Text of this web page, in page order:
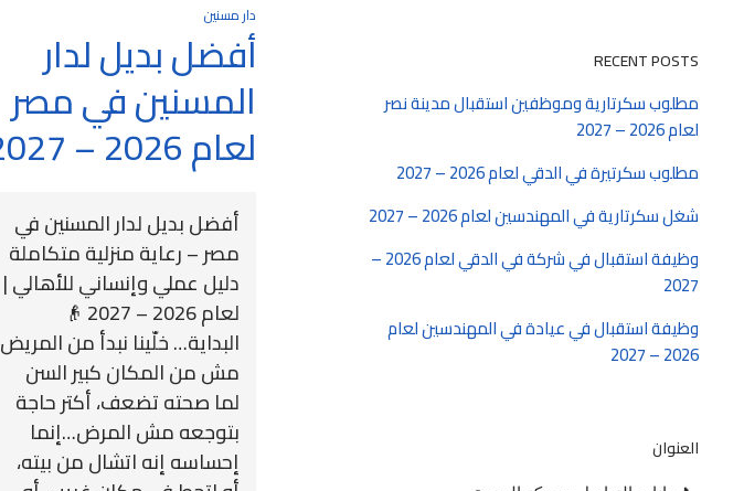
دار مسنين
أفضل بديل لدار
المسنين في مصر
لعام 2026 – 2027
أفضل بديل لدار المسنين في
مصر – رعاية منزلية متكاملة
دليل عملي وإنساني للأهالي |
لعام 2026 – 2027 👴
البداية… خلّينا نبدأ من المريض
مش من المكان كبير السن
لما صحته تضعف، أكتر حاجة
بتوجعه مش المرض…إنما
إحساسه إنه اتشال من بيته،
RECENT POSTS
مطلوب سكرتارية وموظفين استقبال مدينة نصر
لعام 2026 – 2027
مطلوب سكرتيرة في الدقي لعام 2026 – 2027
شغل سكرتارية في المهندسين لعام 2026 – 2027
وظيفة استقبال في شركة في الدقي لعام 2026 –
2027
وظيفة استقبال في عيادة في المهندسين لعام
2026 – 2027
العنوان